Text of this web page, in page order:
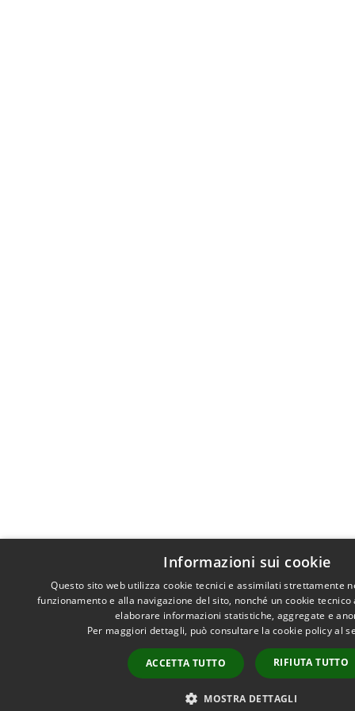
Informazioni sui cookie
Questo sito web utilizza cookie tecnici e assimilati strettamente
funzionamento e alla navigazione del sito, nonché un cookie
elaborare informazioni statistiche, aggregate e
Per maggiori dettagli, può consultare la cookie policy al
ACCETTA TUTTO RIFIUTA TUTTO
MOSTRA DETTAGLI